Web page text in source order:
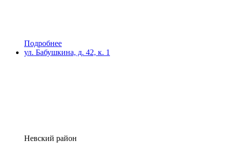
Подробнее
ул. Бабушкина, д. 42, к. 1
Невский район